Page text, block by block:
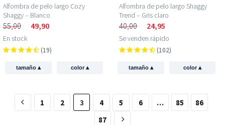
Alfombra de pelo largo Cozy
Shaggy – Blanco
55,00 49,90
En stock
(19)
tamaño ▴ color▴
Alfombra de pelo largo Shaggy
Trend – Gris claro
40,00 24,95
Se venden rápido
(102)
tamaño ▴ color▴
1 2 3 4 5 6 … 85
86
87